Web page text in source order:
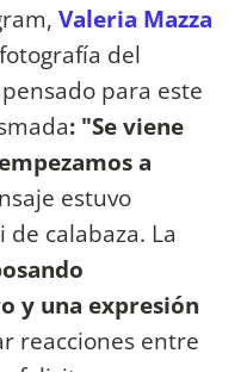
Valeria Mazza
del
para este
: "Se viene
a
estuvo
calabaza. La
y una expresión
reacciones entre